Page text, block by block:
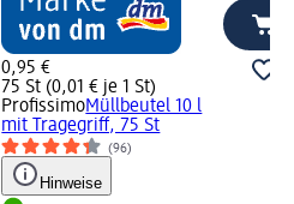
0,95 €
75 St (0,01 € je 1 St)
ProfissimoMüllbeutel 10 l
mit Tragegriff, 75 St
(96)
Hinweise